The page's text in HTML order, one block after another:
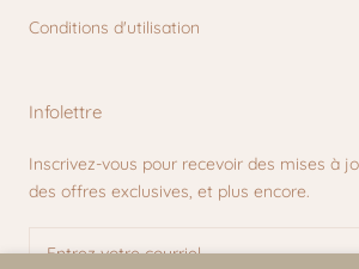
Conditions d'utilisation
Infolettre
Inscrivez-vous pour recevoir des mises à
des offres exclusives, et plus encore.